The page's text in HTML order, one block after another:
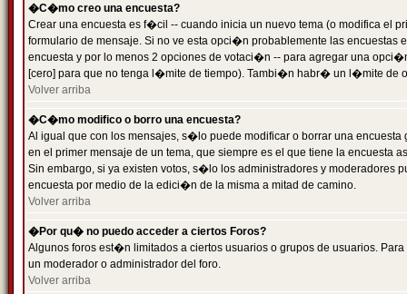
�C�mo creo una encuesta?
Crear una encuesta es f�cil -- cuando inicia un nuevo tema (o modifica el
formulario de mensaje. Si no ve esta opci�n probablemente las
encuesta y por lo menos 2 opciones de votaci�n -- para agregar una
[cero] para que no tenga l�mite de tiempo). Tambi�n habr� un l�mite de
Volver arriba
�C�mo modifico o borro una encuesta?
Al igual que con los mensajes, s�lo puede modificar o borrar una
en el primer mensaje de un tema, que siempre es el que tiene la encuesta
Sin embargo, si ya existen votos, s�lo los administradores y moderadores
encuesta por medio de la edici�n de la misma a mitad de camino.
Volver arriba
�Por qu� no puedo acceder a ciertos Foros?
Algunos foros est�n limitados a ciertos usuarios o grupos de usuarios.
un moderador o administrador del foro.
Volver arriba